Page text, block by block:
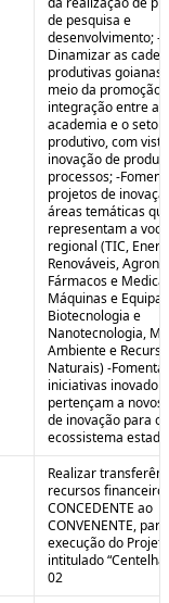
de pesquisa e
desenvolvimento; -
Dinamizar as
produtivas goianas
meio da promoção
integração entre a
academia e o setor
produtivo, com
inovação de
processos; -
projetos de
áreas temáticas
representam a
regional (TIC,
Renováveis,
Fármacos e
Máquinas e
Biotecnologia e
Nanotecnologia,
Ambiente e
Naturais) -Fomentar
iniciativas
pertençam a novos
de inovação para o
ecossistema
Realizar
recursos
CONCEDENTE ao
CONVENENTE,
execução do Projeto
intitulado
02